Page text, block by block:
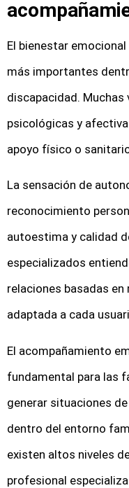
El bienestar
más importantes
discapacidad. Muchas
psicológicas y
apoyo físico o
La sensación de
reconocimiento
autoestima y calidad
especializados
relaciones basadas
adaptada a cada
El acompañamiento
fundamental para las
generar situaciones
dentro del entorno
existen altos niveles
profesional